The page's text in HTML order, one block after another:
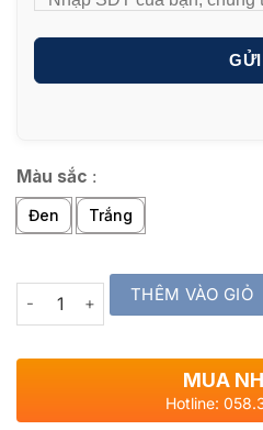
GỬI
Màu sắc :
Đen Trắng
Quantity THÊM VÀO GIỎ
MUA
Hotline: